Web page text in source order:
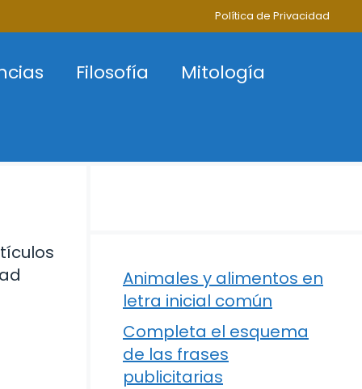
Política de Privacidad
Filosofía
Mitología
Animales y alimentos en
letra inicial común
Completa el esquema
de las frases
publicitarias